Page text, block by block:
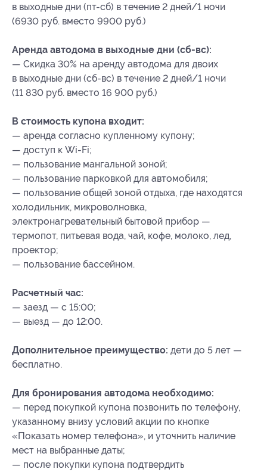
в выходные дни (пт-сб) в течение 2 дней/1 ночи
(6930 руб. вместо 9900 руб.)
Аренда автодома в выходные дни (сб-вс):
— Скидка 30% на аренду автодома для двоих
в выходные дни (сб-вс) в течение 2 дней/1 ночи
(11 830 руб. вместо 16 900 руб.)
В стоимость купона входит:
— аренда согласно купленному купону;
— доступ к Wi-Fi;
— пользование мангальной зоной;
— пользование парковкой для автомобиля;
— пользование общей зоной отдыха, где находятся
холодильник, микроволновка,
электронагревательный бытовой прибор —
термопот, питьевая вода, чай, кофе, молоко, лед,
проектор;
— пользование бассейном.
Расчетный час:
— заезд — с 15:00;
— выезд — до 12:00.
Дополнительное преимущество: дети до 5 лет —
бесплатно.
Для бронирования автодома необходимо:
— перед покупкой купона позвонить по телефону,
указанному внизу условий акции по кнопке
«Показать номер телефона», и уточнить наличие
мест на выбранные даты;
— после покупки купона подтвердить